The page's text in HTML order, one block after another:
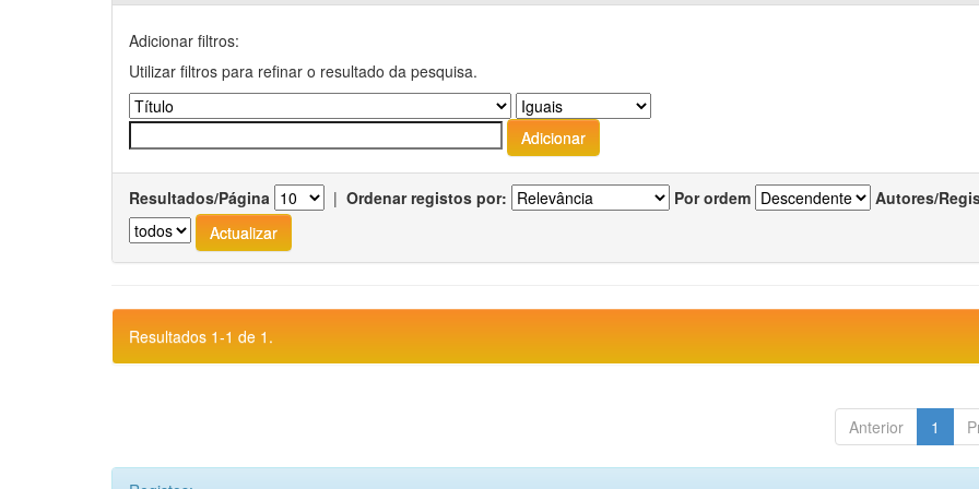
Adicionar filtros:
Utilizar filtros para refinar o resultado da pesquisa.
Resultados/Página | Ordenar registos por: Por ordem Autores/
Resultados 1-1 de 1.
Anterior 1